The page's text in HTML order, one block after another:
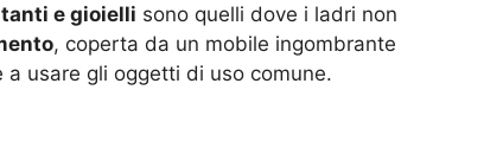
e gioielli sono quelli dove i ladri non
, coperta da un mobile ingombrante
a usare gli oggetti di uso comune.